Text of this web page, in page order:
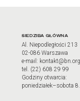
Adres
SIEDZIBA GŁÓWNA
Al. Niepodległości 213
02-086 Warszawa
e-mail:
tel. (22) 608 29 99
Godziny otwarcia:
poniedziałek–sobota